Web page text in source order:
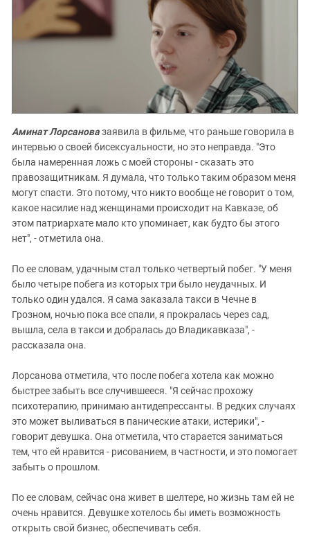
Аминат Лорсановазаявила в фильме, что раньше говорила в
интервью о своей бисексуальности, но это неправда. "Это
была намеренная ложь с моей стороны - сказать это
правозащитникам. Я думала, что только таким образом меня
могут спасти. Это потому, что никто вообще не говорит о том,
какое насилие над женщинами происходит на Кавказе, об
этом патриархате мало кто упоминает, как будто бы этого
нет", - отметила она.
По ее словам, удачным стал только четвертый побег. "У меня
было четыре побега из которых три было неудачных. И
только один удался. Я сама заказала такси в Чечне в
Грозном, ночью пока все спали, я прокралась через сад,
вышла, села в такси и добралась до Владикавказа", -
рассказала она.
Лорсанова отметила, что после побега хотела как можно
быстрее забыть все случившееся. "Я сейчас прохожу
психотерапию, принимаю антидепрессанты. В редких случаях
это может выливаться в панические атаки, истерики", -
говорит девушка. Она отметила, что старается заниматься
тем, что ей нравится - рисованием, в частности, и это помогает
забыть о прошлом.
По ее словам, сейчас она живет в шелтере, но жизнь там ей не
очень нравится. Девушке хотелось бы иметь возможность
открыть свой бизнес, обеспечивать себя.